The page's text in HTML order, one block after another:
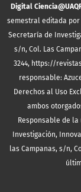
Digital
semestral editada
Secretaría de
s/n, Col. Las
3244, https://
responsable:
Derechos al Uso
ambos
Responsable de
Investigación,
las Campanas, s/n,